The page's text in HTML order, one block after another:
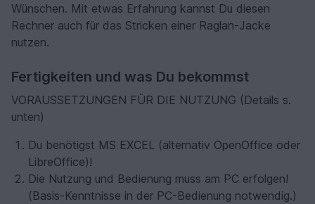
Wünschen. Mit etwas Erfahrung kannst Du diesen
Rechner auch für das Stricken einer Raglan-Jacke
nutzen.
Fertigkeiten und was Du bekommst
VORAUSSETZUNGEN FÜR DIE NUTZUNG (Details s.
unten)
Du benötigst MS EXCEL (alternativ OpenOffice oder
LibreOffice)!
Die Nutzung und Bedienung muss am PC erfolgen!
(Basis-Kenntnisse in der PC-Bedienung notwendig.)